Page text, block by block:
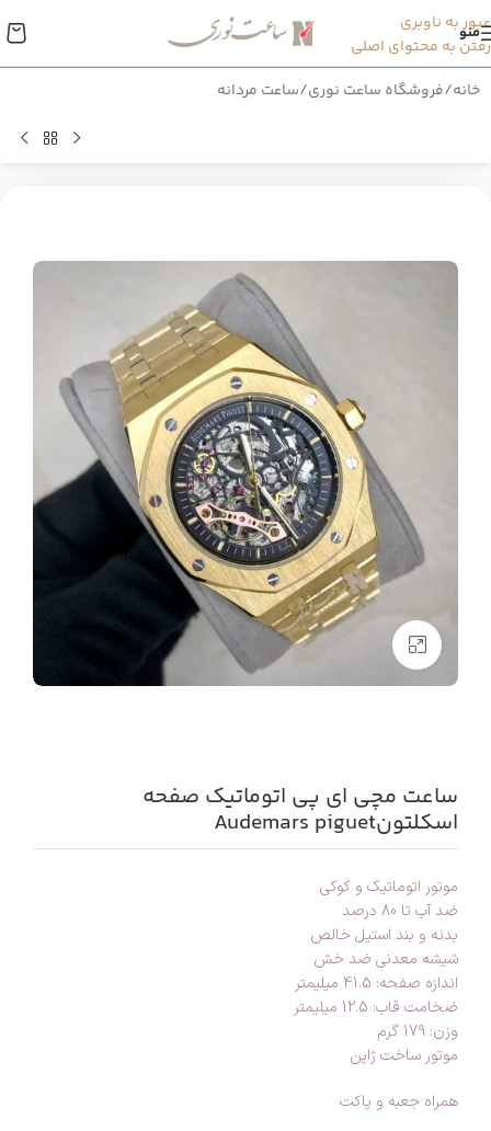
عبور به ناوبری
رفتن به محتوای اصلی
منو
خانه/فروشگاه ساعت نوری/ساعت مردانه
بزرگنمایی تصویر
ساعت مچی ای پی اتوماتیک صفحه
اسکلتونAudemars piguet
موتور اتوماتیک و کوکی
ضد آب تا 80 درصد
بدنه و بند استیل خالص
شیشه معدنی ضد خش
اندازه صفحه: 41.5 میلیمتر
ضخامت قاب: 12.5 میلیمتر
وزن: 179 گرم
موتور ساخت ژاپن
همراه جعبه و پاکت